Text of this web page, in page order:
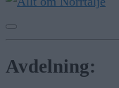
Avdelning: